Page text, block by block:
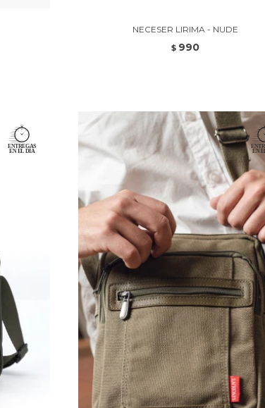
NECESER LIRIMA - NUDE
$ 990